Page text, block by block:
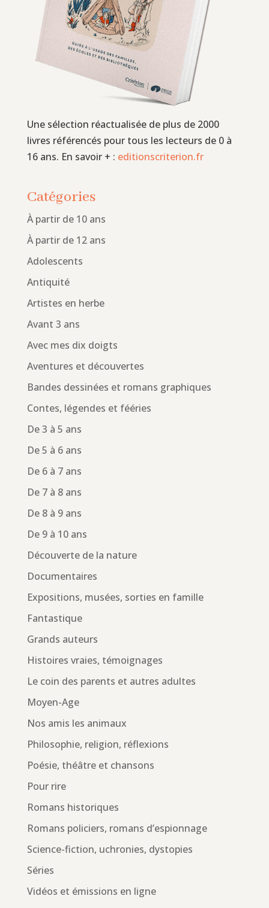
Une sélection réactualisée de plus de 2000
livres référencés pour tous les lecteurs de 0 à
16 ans. En savoir + : editionscriterion.fr
Catégories
À partir de 10 ans
À partir de 12 ans
Adolescents
Antiquité
Artistes en herbe
Avant 3 ans
Avec mes dix doigts
Aventures et découvertes
Bandes dessinées et romans graphiques
Contes, légendes et fééries
De 3 à 5 ans
De 5 à 6 ans
De 6 à 7 ans
De 7 à 8 ans
De 8 à 9 ans
De 9 à 10 ans
Découverte de la nature
Documentaires
Expositions, musées, sorties en famille
Fantastique
Grands auteurs
Histoires vraies, témoignages
Le coin des parents et autres adultes
Moyen-Age
Nos amis les animaux
Philosophie, religion, réflexions
Poésie, théâtre et chansons
Pour rire
Romans historiques
Romans policiers, romans d’espionnage
Science-fiction, uchronies, dystopies
Séries
Vidéos et émissions en ligne